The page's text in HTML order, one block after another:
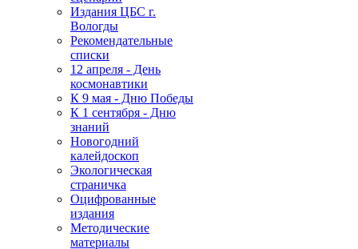
Издания ЦБС г.
Вологды
Рекомендательные
списки
12 апреля - День
космонавтики
К 9 мая - Дню Победы
К 1 сентября - Дню
знаний
Новогодний
калейдоскоп
Экологическая
страничка
Оцифрованные
издания
Методические
материалы